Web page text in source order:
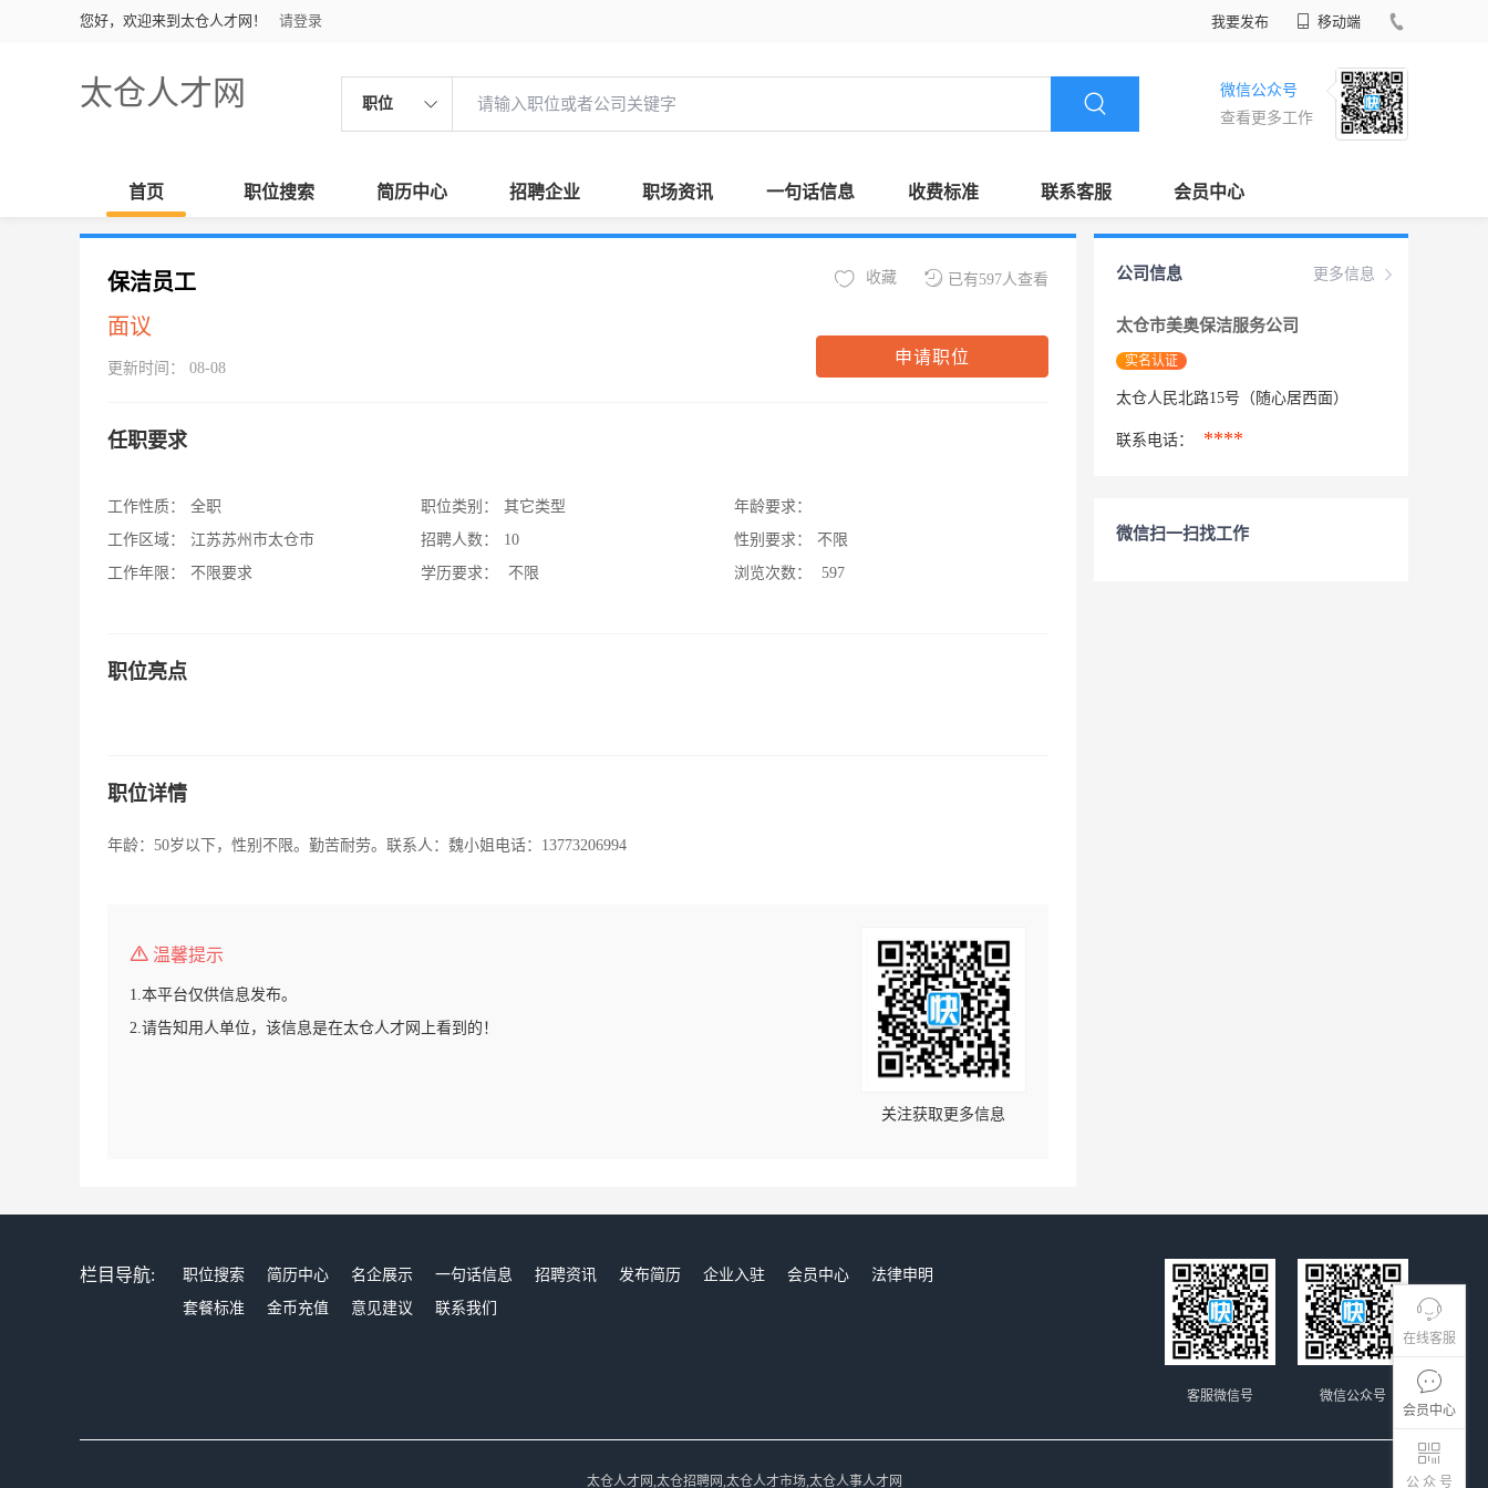
您好，欢迎来到太仓人才网！ 请登录 我要发布 移动端
太仓人才网 职位
微信公众号
查看更多工作
首页 职位搜索 简历中心 招聘企业 职场资讯 一句话信息 收费标准 联系客服 会员中心
在线客服
会员中心
公 众 号
保洁员工
面议
更新时间： 08-08
已有597人查看
收藏
申请职位
任职要求
工作性质：
全职
工作区域：
江苏苏州市太仓市
工作年限：
不限要求
职位类别：
其它类型
招聘人数：
10
学历要求：
不限
年龄要求：
性别要求：
不限
浏览次数：
597
职位亮点
职位详情
年龄：50岁以下，性别不限。勤苦耐劳。联系人：魏小姐电话：13773206994
温馨提示
1.本平台仅供信息发布。
2.请告知用人单位，该信息是在太仓人才网上看到的！
关注获取更多信息
更多信息
公司信息
太仓市美奥保洁服务公司
实名认证
太仓人民北路15号（随心居西面）
联系电话： ****
微信扫一扫找工作
栏目导航: 职位搜索 简历中心 名企展示 一句话信息 招聘资讯 发布简历 企业入驻 会员中心
法律申明
套餐标准
金币充值 意见建议 联系我们
微信公众号
客服微信号
太仓人才网,太仓招聘网,太仓人才市场,太仓人事人才网